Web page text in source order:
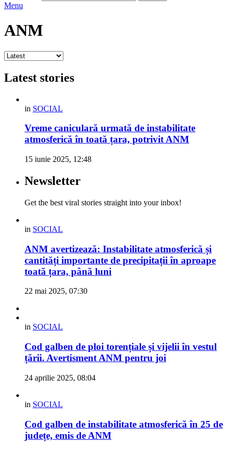
Menu
ANM
Latest stories
in SOCIAL
Vreme caniculară urmată de instabilitate
atmosferică în toată țara, potrivit ANM
15 iunie 2025, 12:48
Newsletter
Get the best viral stories straight into your inbox!
in SOCIAL
ANM avertizează: Instabilitate atmosferică și
cantități importante de precipitații în aproape
toată țara, până luni
22 mai 2025, 07:30
in SOCIAL
Cod galben de ploi torențiale și vijelii în vestul
țării. Avertisment ANM pentru joi
24 aprilie 2025, 08:04
in SOCIAL
Cod galben de instabilitate atmosferică în 25 de
județe, emis de ANM